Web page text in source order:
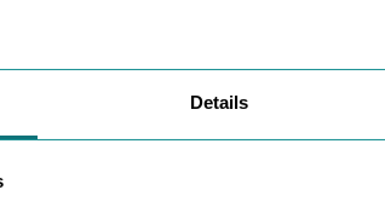
Details
er, kan du bruge:
på størrelser
de kan have været der